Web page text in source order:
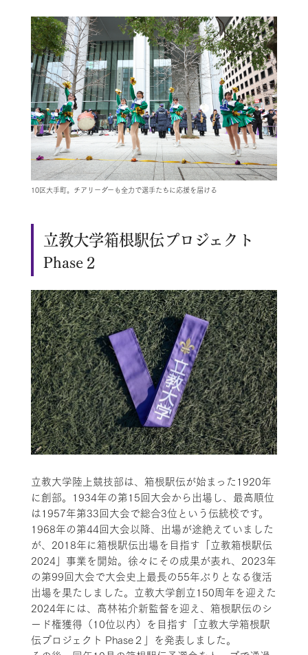
10区大手町。チアリーダーも全力で選手たちに応援を届ける
立教大学箱根駅伝プロジェクト
Phase２
立教大学陸上競技部は、箱根駅伝が始まった1920年
に創部。1934年の第15回大会から出場し、最高順位
は1957年第33回大会で総合3位という伝統校です。
1968年の第44回大会以降、出場が途絶えていました
が、2018年に箱根駅伝出場を目指す「立教箱根駅伝
2024」事業を開始。徐々にその成果が表れ、2023年
の第99回大会で大会史上最長の55年ぶりとなる復活
出場を果たしました。立教大学創立150周年を迎えた
2024年には、髙林祐介新監督を迎え、箱根駅伝のシ
ード権獲得（10位以内）を目指す「立教大学箱根駅
伝プロジェクト Phase２」を発表しました。